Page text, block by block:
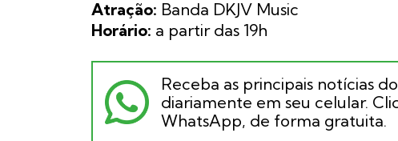
Atração: Banda DKJV Music
Horário: a partir das 19h
Receba as principais notícias
diariamente em seu celular.
WhatsApp, de forma gratuita.